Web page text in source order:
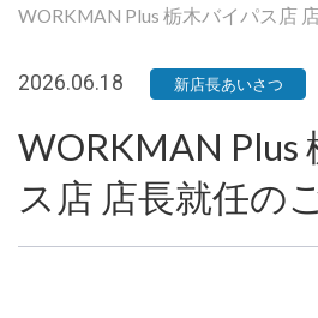
WORKMAN Plus 栃木バイパス店
2026.06.18 新店長あいさつ
WORKMAN Plus
ス店 店長就任の